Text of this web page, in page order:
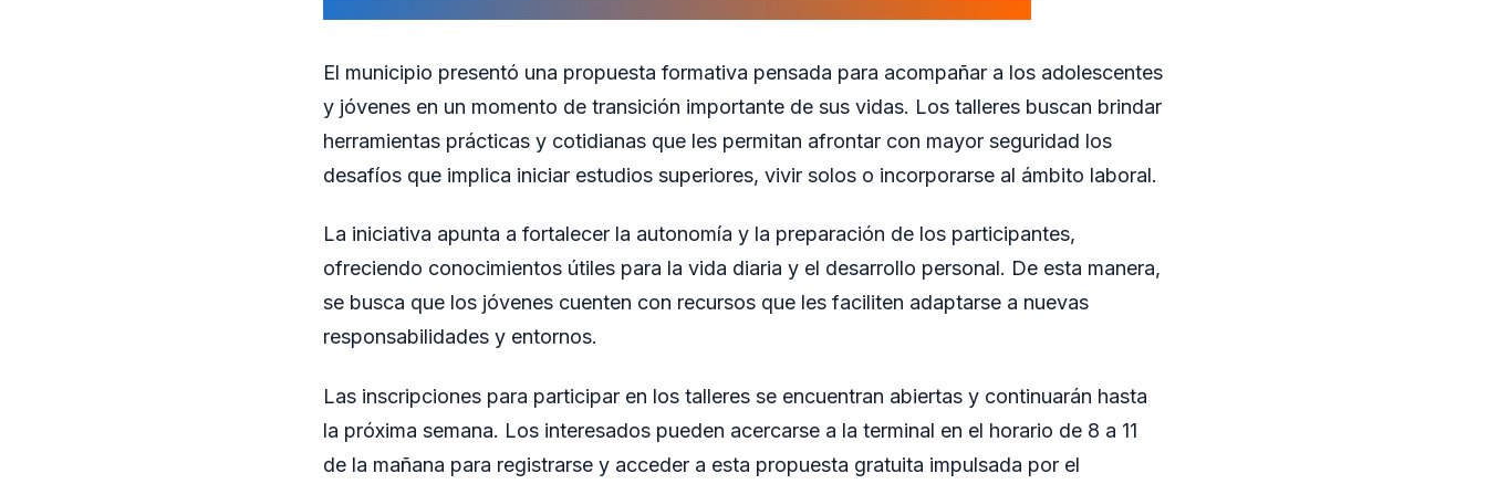
El municipio presentó una propuesta formativa pensada para acompañar a los adolescentes
y jóvenes en un momento de transición importante de sus vidas. Los talleres buscan brindar
herramientas prácticas y cotidianas que les permitan afrontar con mayor seguridad los
desafíos que implica iniciar estudios superiores, vivir solos o incorporarse al ámbito laboral.
La iniciativa apunta a fortalecer la autonomía y la preparación de los participantes,
ofreciendo conocimientos útiles para la vida diaria y el desarrollo personal. De esta manera,
se busca que los jóvenes cuenten con recursos que les faciliten adaptarse a nuevas
responsabilidades y entornos.
Las inscripciones para participar en los talleres se encuentran abiertas y continuarán hasta
la próxima semana. Los interesados pueden acercarse a la terminal en el horario de 8 a 11
de la mañana para registrarse y acceder a esta propuesta gratuita impulsada por el